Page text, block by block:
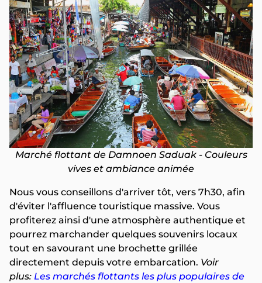
Marché flottant de Damnoen Saduak - Couleurs
vives et ambiance animée
Nous vous conseillons d'arriver tôt, vers 7h30, afin
d'éviter l'affluence touristique massive. Vous
profiterez ainsi d'une atmosphère authentique et
pourrez marchander quelques souvenirs locaux
tout en savourant une brochette grillée
directement depuis votre embarcation. Voir
plus: Les marchés flottants les plus populaires de